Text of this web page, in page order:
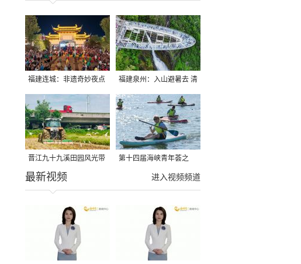
福建连城：非遗奇妙夜点
亮夏夜
福建泉州：入山避暑去 清
凉好惬意
晋江九十九溪田园风光带
千亩早稻迎来成熟收割季
第十四届海峡青年荟之
2026榕台青年大学生水上
进入视频频道
最新视频